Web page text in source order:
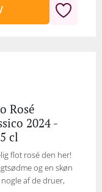
Rosé
2024 -
cl
flot rosé den her!
og en skøn
af de druer,